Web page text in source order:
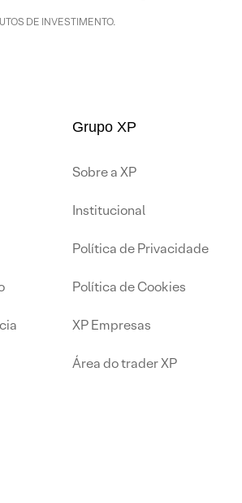
DE INVESTIMENTO.
Grupo XP
Sobre a XP
Institucional
Política de Privacidade
Política de Cookies
XP Empresas
Área do trader XP